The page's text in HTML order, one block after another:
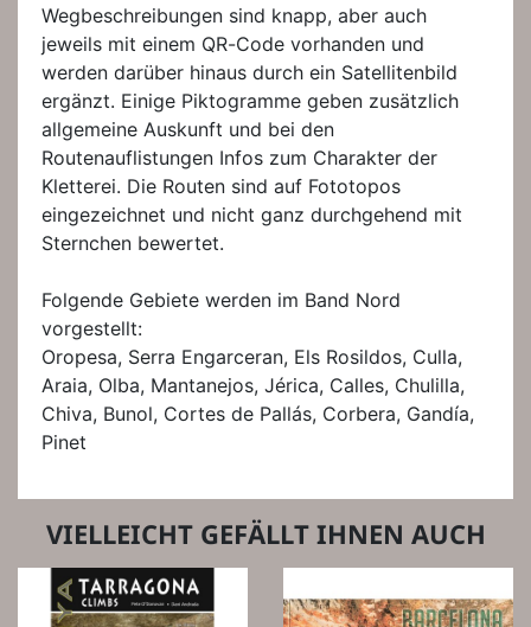
Wegbeschreibungen sind knapp, aber auch
jeweils mit einem QR-Code vorhanden und
werden darüber hinaus durch ein Satellitenbild
ergänzt. Einige Piktogramme geben zusätzlich
allgemeine Auskunft und bei den
Routenauflistungen Infos zum Charakter der
Kletterei. Die Routen sind auf Fototopos
eingezeichnet und nicht ganz durchgehend mit
Sternchen bewertet.
Folgende Gebiete werden im Band Nord
vorgestellt:
Oropesa, Serra Engarceran, Els Rosildos, Culla,
Araia, Olba, Mantanejos, Jérica, Calles, Chulilla,
Chiva, Bunol, Cortes de Pallás, Corbera, Gandía,
Pinet
VIELLEICHT GEFÄLLT IHNEN AUCH